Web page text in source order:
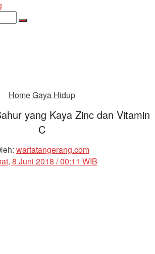
HomeGaya Hidup
yang Kaya Zinc dan Vitamin
C
wartatangerang.com
8 Juni 2018 / 00:11 WIB